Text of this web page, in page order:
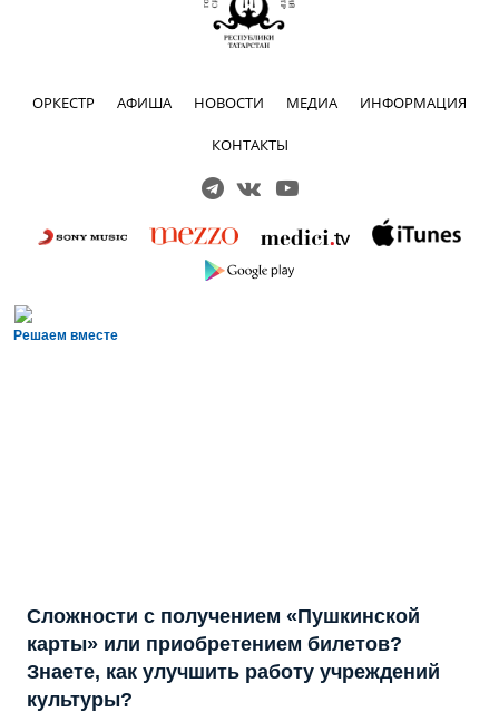
ОРКЕСТР АФИША НОВОСТИ МЕДИА ИНФОРМАЦИЯ
КОНТАКТЫ
Решаем вместе
Сложности с получением «Пушкинской
карты» или приобретением билетов?
Знаете, как улучшить работу учреждений
культуры?